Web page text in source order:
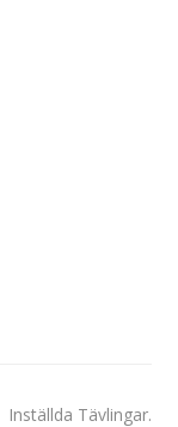
next
Inställda Tävlingar.